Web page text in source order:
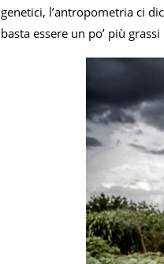
genetici, l’antropometria ci
basta essere un po’ più